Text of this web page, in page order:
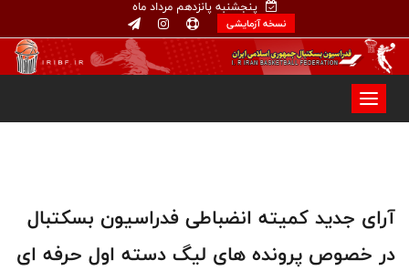
پنجشنبه پانزدهم مرداد ماه
نسخه آزمایشی
آرای جدید کمیته انضباطی فدراسیون بسکتبال
در خصوص پرونده های لیگ دسته اول حرفه ای